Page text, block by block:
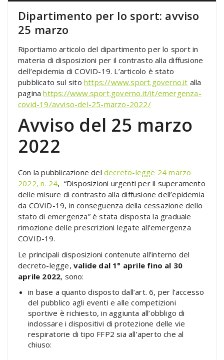
Dipartimento per lo sport: avviso
25 marzo
Riportiamo articolo del dipartimento per lo sport in
materia di disposizioni per il contrasto alla diffusione
dell’epidemia di COVID-19. L’articolo è stato
pubblicato sul sito https://www.sport.governo.it alla
paginahttps://www.sport.governo.it/it/emergenza-
covid-19/avviso-del-25-marzo-2022/
Avviso del 25 marzo
2022
Con la pubblicazione del decreto-legge 24 marzo
2022, n. 24, “Disposizioni urgenti per il superamento
delle misure di contrasto alla diffusione dell’epidemia
da COVID-19, in conseguenza della cessazione dello
stato di emergenza” è stata disposta la graduale
rimozione delle prescrizioni legate all’emergenza
COVID-19.
Le principali disposizioni contenute all’interno del
decreto-legge, valide dal 1° aprile fino al 30
aprile 2022, sono:
in base a quanto disposto dall’art. 6, per l’accesso
del pubblico agli eventi e alle competizioni
sportive è richiesto, in aggiunta all’obbligo di
indossare i dispositivi di protezione delle vie
respiratorie di tipo FFP2 sia all’aperto che al
chiuso: